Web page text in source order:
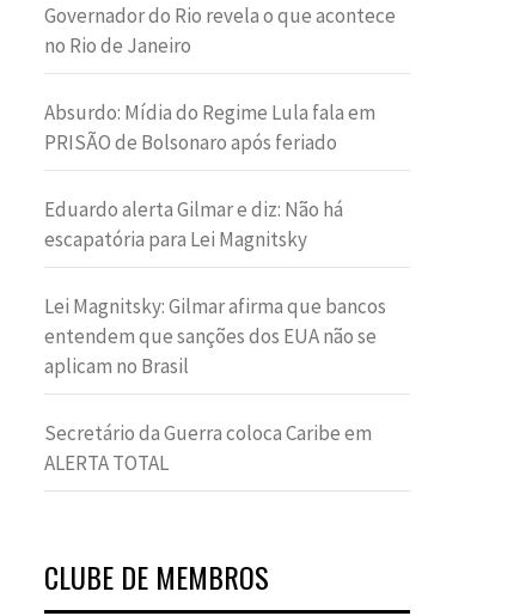
Governador do Rio revela o que acontece
no Rio de Janeiro
Absurdo: Mídia do Regime Lula fala em
PRISÃO de Bolsonaro após feriado
Eduardo alerta Gilmar e diz: Não há
escapatória para Lei Magnitsky
Lei Magnitsky: Gilmar afirma que bancos
entendem que sanções dos EUA não se
aplicam no Brasil
Secretário da Guerra coloca Caribe em
ALERTA TOTAL
CLUBE DE MEMBROS